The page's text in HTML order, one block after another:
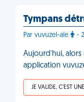
Tympans
Par vuvuzel-aïe -
Aujourd'hui, alors
application
JE VALIDE, C'EST